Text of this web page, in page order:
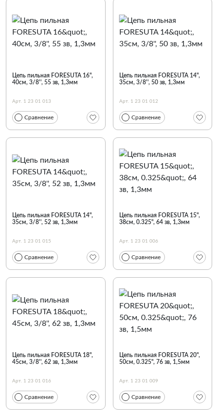
Цепь пильная FORESUTA 16",
40см, 3/8'', 55 зв, 1,3мм
Арт. 1 23 01 013
Сравнение
Цепь пильная FORESUTA 14",
35см, 3/8'', 50 зв, 1,3мм
Арт. 1 23 01 012
Сравнение
Цепь пильная FORESUTA 14",
35см, 3/8'', 52 зв, 1,3мм
Арт. 1 23 01 015
Сравнение
Цепь пильная FORESUTA 15",
38см, 0.325", 64 зв, 1,3мм
Арт. 1 23 01 006
Сравнение
Цепь пильная FORESUTA 18",
45см, 3/8'', 62 зв, 1,3мм
Арт. 1 23 01 016
Сравнение
Цепь пильная FORESUTA 20",
50см, 0.325", 76 зв, 1,5мм
Арт. 1 23 01 009
Сравнение